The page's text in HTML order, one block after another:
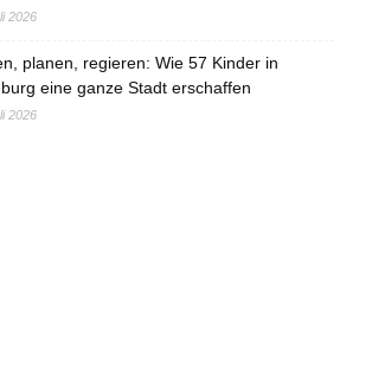
2026
planen, regieren: Wie 57 Kinder in
eine ganze Stadt erschaffen
2026